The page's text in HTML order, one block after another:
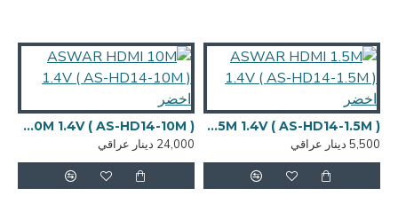
ASWAR HDMI 1.5M 1.4V ( AS-HD14-1.5M ) اخضر
5,500 دينار عراقي
ASWAR HDMI 10M 1.4V ( AS-HD14-10M ) اخضر
24,000 دينار عراقي